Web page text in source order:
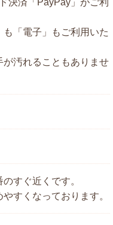
決済「PayPay」がご利
も「電子」もご利用いた
が汚れることもありませ
すぐ近くです。
すくなっております。